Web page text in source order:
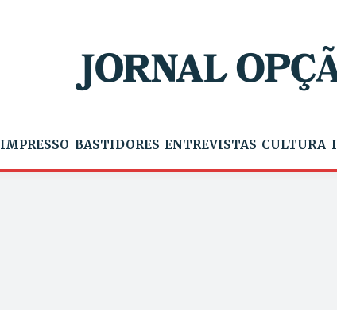
IMPRESSO BASTIDORES ENTREVISTAS CULTURA